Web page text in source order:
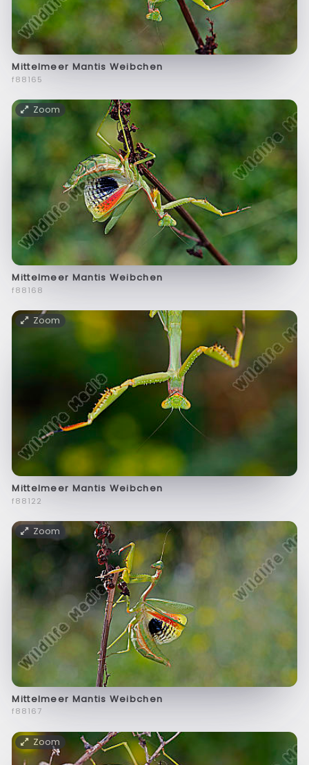
Mittelmeer Mantis Weibchen
f88165
Zoom
Mittelmeer Mantis Weibchen
f88168
Zoom
Mittelmeer Mantis Weibchen
f88122
Zoom
Mittelmeer Mantis Weibchen
f88167
Zoom